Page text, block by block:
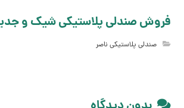
فروش صندلی پلاستیکی شیک و
صندلی پلاستیکی ناصر